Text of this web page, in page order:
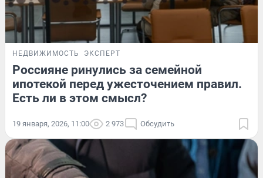
НЕДВИЖИМОСТЬ ЭКСПЕРТ
Россияне ринулись за семейной
ипотекой перед ужесточением правил.
Есть ли в этом смысл?
19 января, 2026, 11:00 2 973 Обсудить